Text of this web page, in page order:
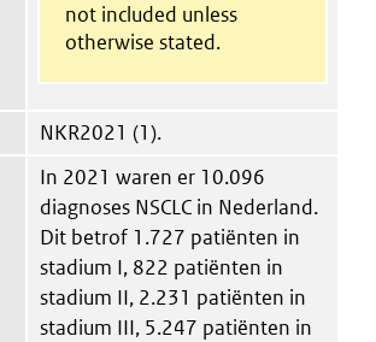
not included unless
otherwise stated.
NKR2021 (1).
In 2021 waren er 10.096
diagnoses NSCLC in Nederland.
Dit betrof 1.727 patiënten in
stadium I, 822 patiënten in
stadium II, 2.231 patiënten in
stadium III, 5.247 patiënten in